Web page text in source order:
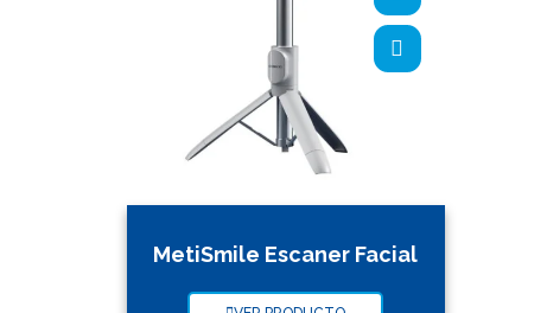
MetiSmile Escaner Facial